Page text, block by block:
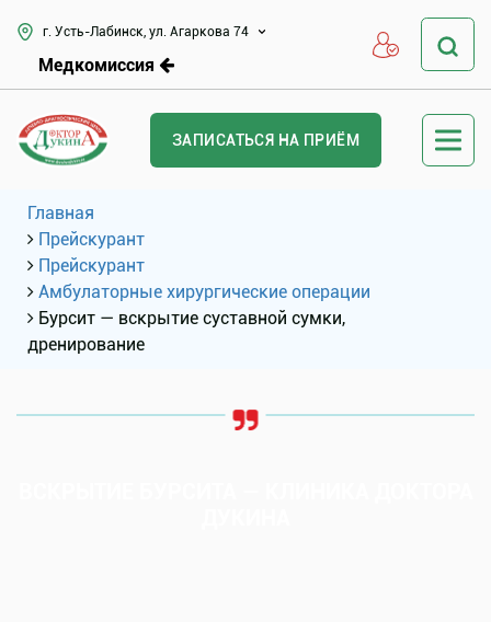
г. Усть-Лабинск, ул. Агаркова 74
Медкомиссия
ЗАПИСАТЬСЯ НА ПРИЁМ
Главная
Прейскурант
Прейскурант
Амбулаторные хирургические операции
Бурсит — вскрытие суставной сумки,
дренирование